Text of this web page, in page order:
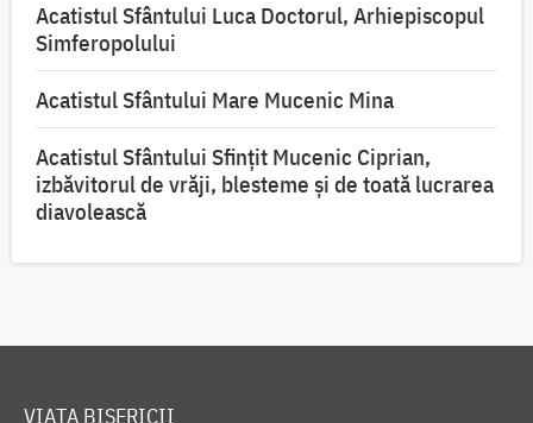
Acatistul Sfântului Luca Doctorul, Arhiepiscopul
Simferopolului
Acatistul Sfântului Mare Mucenic Mina
Acatistul Sfântului Sfințit Mucenic Ciprian,
izbăvitorul de vrăji, blesteme și de toată lucrarea
diavolească
VIAȚA BISERICII